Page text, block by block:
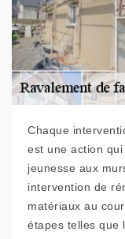
Chaque
est une action
jeunesse aux
intervention de
matériaux au
étapes telles que